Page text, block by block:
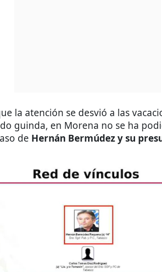
la atención se desvió a las
guinda, en Morena no se ha
de Hernán Bermúdez y su